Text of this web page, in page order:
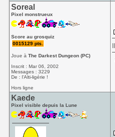
Soreal
Pixel monstrueux
Score au grosquiz
0015129 pts.
Joue àThe Darkest Dungeon (PC)
Inscrit : Mar 06, 2002
Messages : 3229
De : l'Alti-ligérie !
Hors ligne
Kaede
Pixel visible depuis la Lune